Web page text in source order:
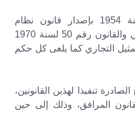
يلغى القانون رقم 166 لسنة 1954 بإصدار قانون نظام
السلكين الدبلوماسي والقنصلي والقانون رقم 50 لسنة 1970
التجاري كما يلغى كل حكم
تنفيذا لهذين القانونين،
المرافق، وذلك إلى حين